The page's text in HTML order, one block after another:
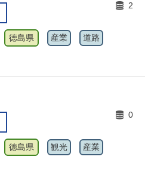
2
徳島県 産業 道路
0
徳島県 観光 産業